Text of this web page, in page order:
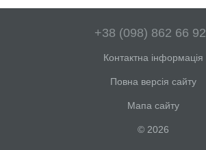
+38 (098) 862 66 92
Контактна інформація
Повна версія сайту
Мапа сайту
© 2026